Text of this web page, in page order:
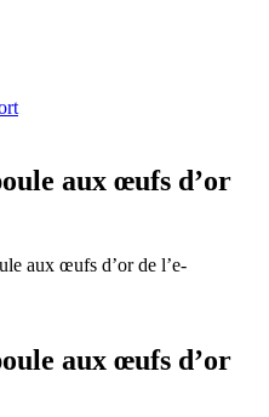
aux œufs d’or
aux œufs d’or de l’e-
aux œufs d’or